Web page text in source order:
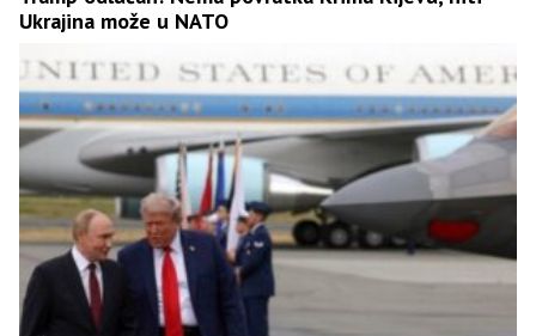
Ukrajina može u NATO